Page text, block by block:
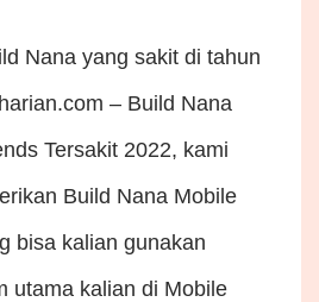
Nana yang sakit di tahun
– Build Nana
Tersakit 2022, kami
Build Nana Mobile
bisa kalian gunakan
utama kalian di Mobile